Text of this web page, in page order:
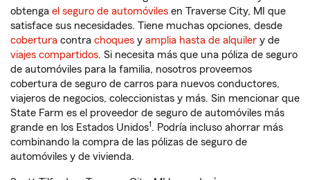
obtenga el seguro de automóviles en Traverse City, MI que
satisface sus necesidades. Tiene muchas opciones, desde
cobertura contra choques y amplia hasta de alquiler y de
viajes compartidos. Si necesita más que una póliza de seguro
de automóviles para la familia, nosotros proveemos
cobertura de seguro de carros para nuevos conductores,
viajeros de negocios, coleccionistas y más. Sin mencionar que
State Farm es el proveedor de seguro de automóviles más
grande en los Estados Unidos1 . Podría incluso ahorrar más
combinando la compra de las pólizas de seguro de
automóviles y de vivienda.